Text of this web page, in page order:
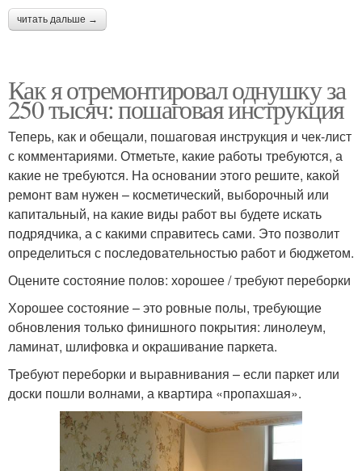
читать дальше →
Как я отремонтировал однушку за
250 тысяч: пошаговая инструкция
Теперь, как и обещали, пошаговая инструкция и чек-лист
с комментариями. Отметьте, какие работы требуются, а
какие не требуются. На основании этого решите, какой
ремонт вам нужен – косметический, выборочный или
капитальный, на какие виды работ вы будете искать
подрядчика, а с какими справитесь сами. Это позволит
определиться с последовательностью работ и бюджетом.
Оцените состояние полов: хорошее / требуют переборки
Хорошее состояние – это ровные полы, требующие
обновления только финишного покрытия: линолеум,
ламинат, шлифовка и окрашивание паркета.
Требуют переборки и выравнивания – если паркет или
доски пошли волнами, а квартира «пропахшая».